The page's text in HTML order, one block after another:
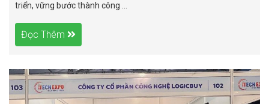
triển, vững bước thành công ...
Đọc Thêm